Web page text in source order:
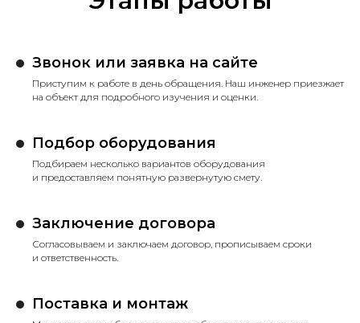
Звонок или заявка на сайте
Приступим к работе в день обращения. Наш инженер приезжает
на объект для подробного изучения и оценки.
Подбор оборудования
Подбираем несколько вариантов оборудования
и предоставляем понятную развернутую смету.
Заключение договора
Согласовываем и заключаем договор, прописываем сроки
и ответственность.
Поставка и монтаж